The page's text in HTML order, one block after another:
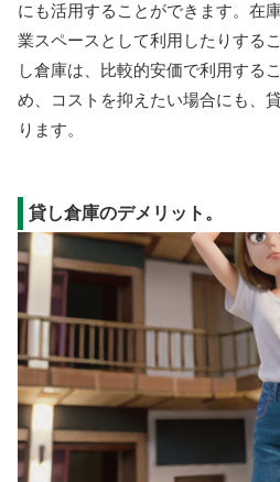
にも活用することができます。在
業スペースとして利用したりする
し倉庫は、比較的安価で利用する
め、コストを抑えたい場合にも、
ります。
貸し倉庫のデメリット。